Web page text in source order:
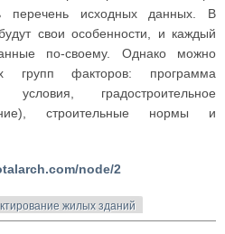
перечень исходных данных. В
свои особенности, и каждый
по-своему. Однако можно
групп факторов: программа
условия, градостроительное
строительные нормы и
node/2
жилых зданий